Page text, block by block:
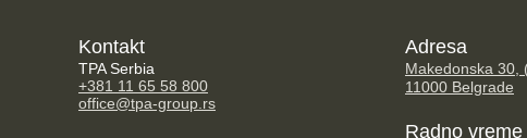
Kontakt
TPA Serbia
+381 11 65 58 800
office@tpa-group.rs
Adresa
Makedonska 30,
11000 Belgrade
Radno vreme